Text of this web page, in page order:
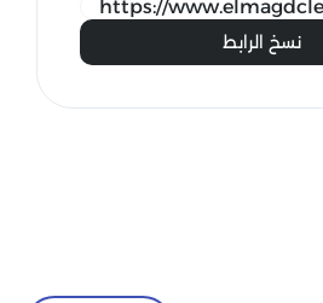
نسخ الرابط